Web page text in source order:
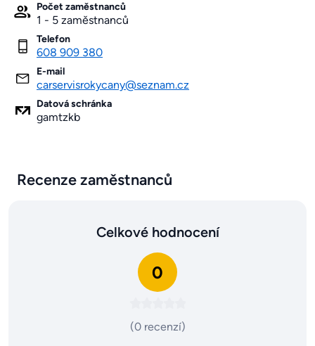
Počet zaměstnanců
1 - 5 zaměstnanců
Telefon
608 909 380
E-mail
carservisrokycany@seznam.cz
Datová schránka
gamtzkb
Recenze zaměstnanců
Celkové hodnocení
0
(0 recenzí)